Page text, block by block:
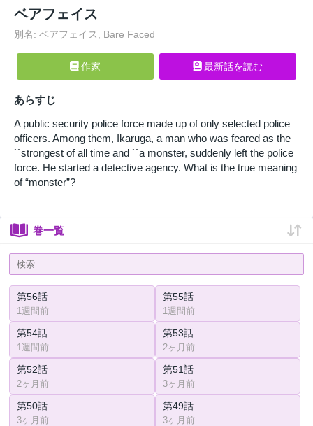
ベアフェイス
別名: ベアフェイス, Bare Faced
作家 最新話を読む
あらすじ
A public security police force made up of only selected police
officers. Among them, Ikaruga, a man who was feared as the
``strongest of all time and ``a monster, suddenly left the police
force. He started a detective agency. What is the true meaning
of “monster”?
巻一覧
第56話
1週間前
第55話
1週間前
第54話
1週間前
第53話
2ヶ月前
第52話
2ヶ月前
第51話
3ヶ月前
第50話
3ヶ月前
第49話
3ヶ月前